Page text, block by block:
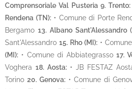
Comprensoriale Val Pusteria 9. Trento:
Rendena (TN):• Comune di Porte
Bergamo 13. Albano Sant'Alessandro
Sant'Alessandro 15. Rho (MI): •
(MI): • Comune di Abbiategrasso 17.
Voghera 18. Aosta:• JB FESTAZ
Torino20. Genova: • Comune di